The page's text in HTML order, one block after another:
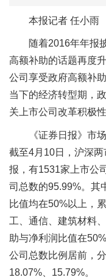
本报记者 任小雨
随着2016年年报
高额补助的话题再度
公司享受政府高额补
当下的经济转型期，
关上市公司改革积极性
《证券日报》市
截至4月10日，沪深
报，有1531家上市公
司总数的95.99%。其
比值均在50%以上，
工、通信、建筑材料
助与净利润比值在
公司总数比例居前，
18.07%、15.79%。